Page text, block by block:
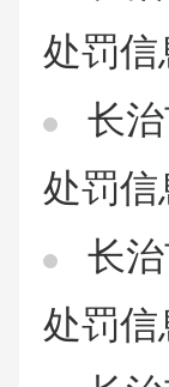
处罚信
长
处罚信
长
处罚信